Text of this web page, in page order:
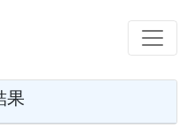
果